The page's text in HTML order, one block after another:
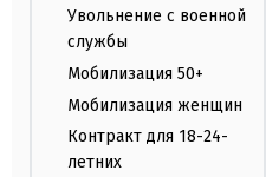
Увольнение с военной
службы
Мобилизация 50+
Мобилизация женщин
Контракт для 18-24-
летних